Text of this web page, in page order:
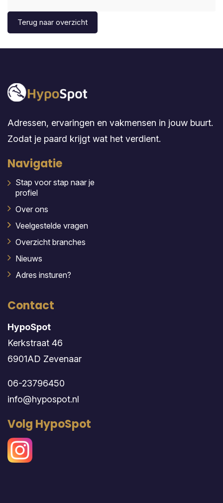
Terug naar overzicht
Adressen, ervaringen en vakmensen in jouw buurt.
Zodat je paard krijgt wat het verdient.
Navigatie
Stap voor stap naar je
profiel
Over ons
Veelgestelde vragen
Overzicht branches
Nieuws
Adres insturen?
Contact
HypoSpot
Kerkstraat 46
6901AD Zevenaar
06-23796450
info@hypospot.nl
Volg HypoSpot